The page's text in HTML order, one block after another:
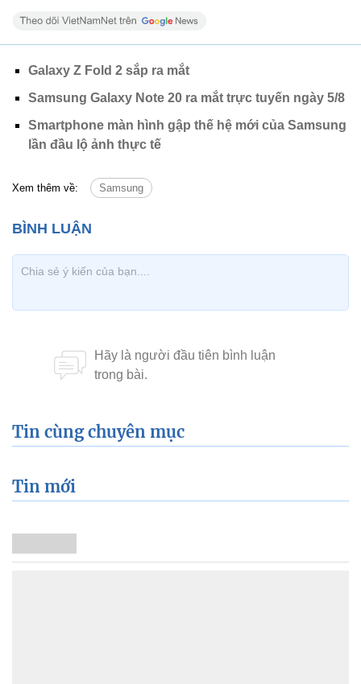
Galaxy Z Fold 2 sắp ra mắt
Samsung Galaxy Note 20 ra mắt trực tuyến ngày 5/8
Smartphone màn hình gập thế hệ mới của Samsung
lần đầu lộ ảnh thực tế
Xem thêm về: Samsung
Tin cùng chuyên mục
Tin mới